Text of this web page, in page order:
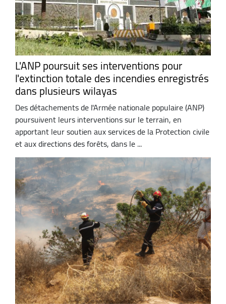
L'ANP poursuit ses interventions pour
l'extinction totale des incendies enregistrés
dans plusieurs wilayas
Des détachements de l'Armée nationale populaire (ANP)
poursuivent leurs interventions sur le terrain, en
apportant leur soutien aux services de la Protection civile
et aux directions des forêts, dans le ...